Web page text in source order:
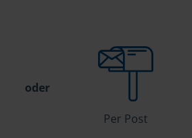
oder
Per Post